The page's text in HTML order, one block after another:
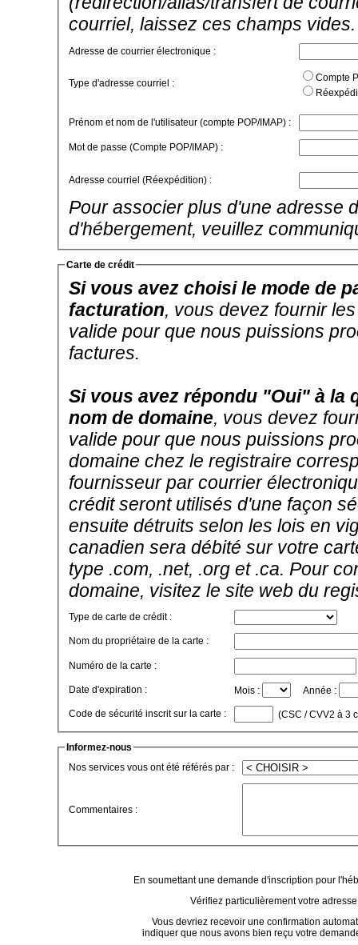
courriel, laissez ces champs vides.
Adresse de courrier électronique :
Type d'adresse courriel :
Compte
Prénom et nom de l'utilisateur (compte POP/IMAP) :
Mot de passe (Compte POP/IMAP) :
Adresse courriel (Réexpédition) :
Pour associer plus d'une adresse
d'hébergement, veuillez
Carte de crédit
Si vous avez choisi le mode de
facturation, vous devez fournir
valide pour que nous puissions
factures.
Si vous avez répondu "Oui" à
nom de domaine, vous devez
valide pour que nous puissions
domaine chez le registraire
fournisseur par courrier
crédit seront utilisés d'une façon
ensuite détruits selon les lois en
canadien sera débité sur votre
type .com, .net, .org et .ca. Pour
domaine, visitez le site web du
Type de carte de crédit :
Nom du propriétaire de la carte :
Numéro de la carte :
Date d'expiration : Mois : Année :
Code de sécurité inscrit sur la carte : (CSC / CVV2 à 3
Informez-nous
Nos services vous ont été référés par :
Commentaires :
En soumettant une demande d'inscription pour
Vérifiez particulièrement votre
Vous devriez recevoir une confirmation
indiquer que nous avons bien reçu votre